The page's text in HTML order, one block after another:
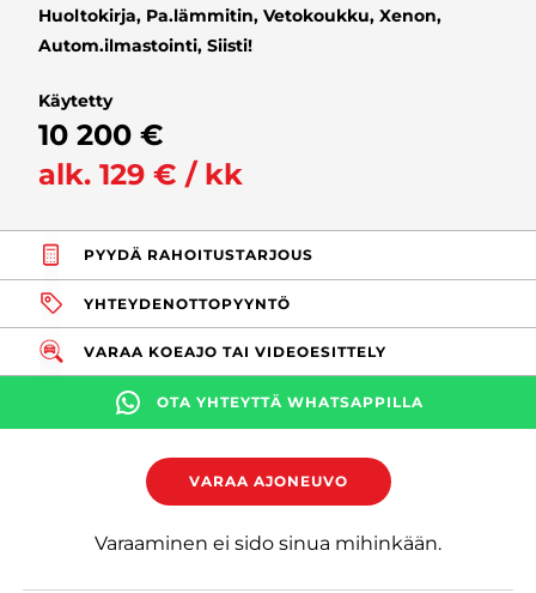
Huoltokirja, Pa.lämmitin, Vetokoukku, Xenon,
Autom.ilmastointi, Siisti!
Käytetty
10 200 €
alk. 129 € / kk
PYYDÄ RAHOITUSTARJOUS
YHTEYDENOTTOPYYNTÖ
VARAA KOEAJO TAI VIDEOESITTELY
OTA YHTEYTTÄ WHATSAPPILLA
VARAA AJONEUVO
Varaaminen ei sido sinua mihinkään.